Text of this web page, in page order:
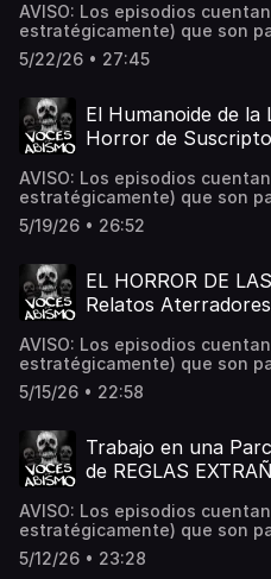
AVISO: Los episodios
estratégicamente) que son
este proyecto siga en pie.
reuniéndonos en esta
demasiada actividad
torno a seres que escapan
inenarrables que volverían
apariencia (pero parece un
luces, cierra los ojos, y
los siguientes relatos.
paranormal? Envíala a:
information.
5/22/26 • 27:45
El Humanoide de la
Horror de
AVISO: Los episodios
estratégicamente) que son
este proyecto siga en pie. Es
noche más comunidad Voces
contados por ustedes, la
canal. Déjame tu comentario
Siempre estoy leyéndolos.
Hosted on Acast. See
information.
5/19/26 • 26:52
EL HORROR DE
Relatos
AVISO: Los episodios
estratégicamente) que son
este proyecto siga en pie. El
como aterradores secretos, y
el contenido por favor deja
el contenido con tus
¿Tienes una experiencia
acast.com/privacy for more
5/15/26 • 22:58
Trabajo en una
de REGLAS
AVISO: Los episodios
estratégicamente) que son
este proyecto siga en pie.
comunidad. Siempre es un
5/12/26 • 23:28